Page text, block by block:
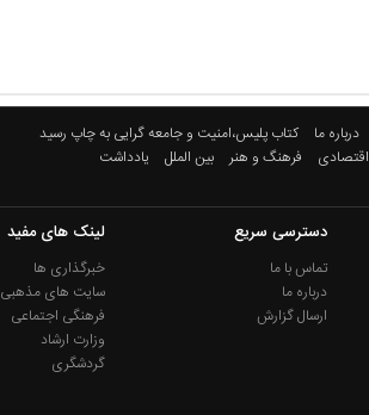
درباره ما کتاب پلیس،امنیت و جامعه گرایی به چاپ رسید
اقتصادی فرهنگ و هنر بین الملل یادداشت
دسترسی سریع
تماس با ما
درباره ما
ارسال گزارش
لینک های مفید
خبرگذاری ها
سایت های مذهبی
فرهنگی اجتماعی
وزارت ارشاد
گردشگری